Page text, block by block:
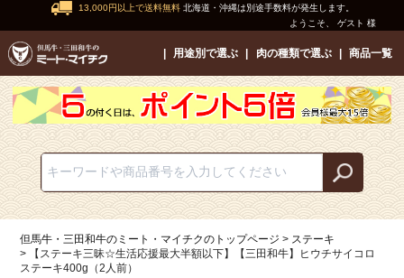
13,000円以上で送料無料 北海道・沖縄は別途手数料が発生します。
ようこそ、 ゲスト 様
用途別で選ぶ 肉の種類で選ぶ 商品一覧
但馬牛・三田和牛のミート・マイチクのトップページ
ステーキ
【ステーキ三昧☆生活応援最大半額以下】【三田和牛】ヒウチサイコロ
ステーキ400g（2人前）